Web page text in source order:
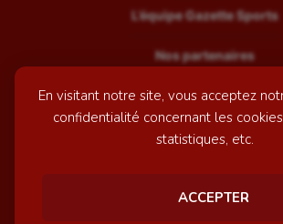
En visitant notre site, vous acceptez
confidentialité concernant les
statistiques, etc.
ACCEPTER
L’équipe Gazette Sports
Nos partenaires
Recrutement
Mentions légales